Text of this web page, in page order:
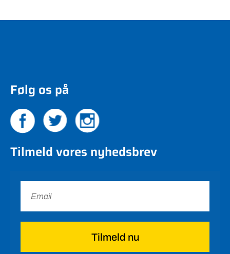
Følg os på
Tilmeld vores nyhedsbrev
Tilmeld nu